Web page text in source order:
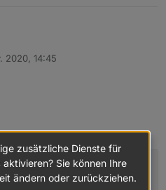
die Tabellen keine
2020, 14:45
zusätzliche Dienste für
aktivieren? Sie können Ihre
ändern oder zurückziehen.